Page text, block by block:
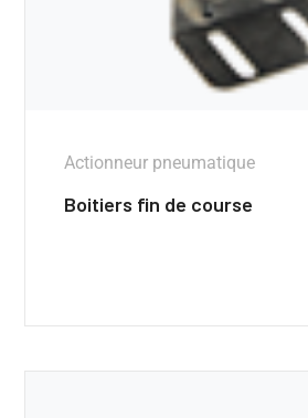
Actionneur pneumatique
Boitiers fin de course